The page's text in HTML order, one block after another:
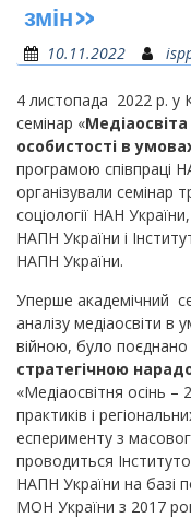
змін»
10.11.2022
4 листопада 2022 р. у
семінар «Медіаосвіта
особистості в
програмою співпраці
організували семінар
соціології НАН
НАПН України і
НАПН України.
Уперше академічний
аналізу медіаосвіти в
війною, було поєднано
стратегічною
«Медіаосвітня осінь –
практиків і
есперименту з
проводиться
НАПН України на базі
МОН України з 2017